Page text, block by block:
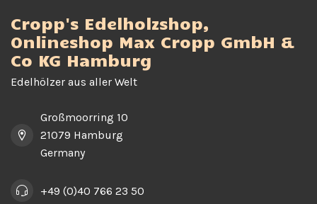
Cropp's Edelholzshop,
Onlineshop Max Cropp GmbH &
Co KG Hamburg
Edelhölzer aus aller Welt
Großmoorring 10
21079 Hamburg
Germany
+49 (0)40 766 23 50